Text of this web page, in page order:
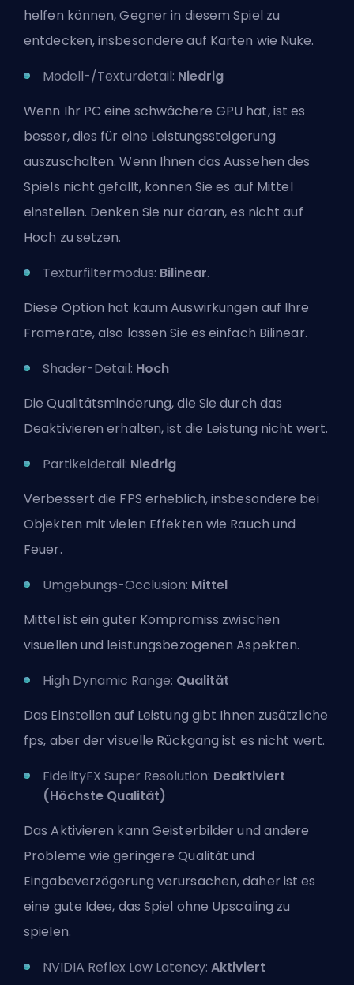
helfen können, Gegner in diesem Spiel zu
entdecken, insbesondere auf Karten wie Nuke.
Modell-/Texturdetail: Niedrig
Wenn Ihr PC eine schwächere GPU hat, ist es
besser, dies für eine Leistungssteigerung
auszuschalten. Wenn Ihnen das Aussehen des
Spiels nicht gefällt, können Sie es auf Mittel
einstellen. Denken Sie nur daran, es nicht auf
Hoch zu setzen.
Texturfiltermodus: Bilinear.
Diese Option hat kaum Auswirkungen auf Ihre
Framerate, also lassen Sie es einfach Bilinear.
Shader-Detail: Hoch
Die Qualitätsminderung, die Sie durch das
Deaktivieren erhalten, ist die Leistung nicht wert.
Partikeldetail: Niedrig
Verbessert die FPS erheblich, insbesondere bei
Objekten mit vielen Effekten wie Rauch und
Feuer.
Umgebungs-Occlusion: Mittel
Mittel ist ein guter Kompromiss zwischen
visuellen und leistungsbezogenen Aspekten.
High Dynamic Range: Qualität
Das Einstellen auf Leistung gibt Ihnen zusätzliche
fps, aber der visuelle Rückgang ist es nicht wert.
FidelityFX Super Resolution: Deaktiviert
(Höchste Qualität)
Das Aktivieren kann Geisterbilder und andere
Probleme wie geringere Qualität und
Eingabeverzögerung verursachen, daher ist es
eine gute Idee, das Spiel ohne Upscaling zu
spielen.
NVIDIA Reflex Low Latency: Aktiviert